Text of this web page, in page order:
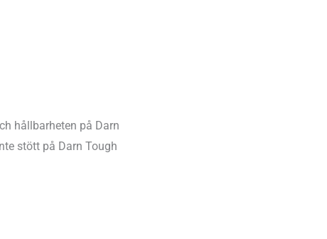
hållbarheten på Darn
stött på Darn Tough